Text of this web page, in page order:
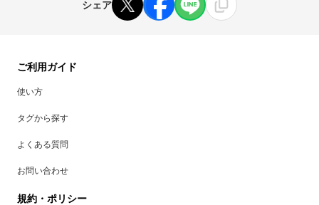
シェア
ご利用ガイド
使い方
タグから探す
よくある質問
お問い合わせ
規約・ポリシー